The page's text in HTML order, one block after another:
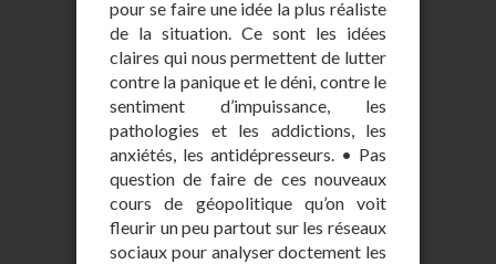
pour se faire une idée la plus réaliste
de la situation. Ce sont les idées
claires qui nous permettent de lutter
contre la panique et le déni, contre le
sentiment d’impuissance, les
pathologies et les addictions, les
anxiétés, les antidépresseurs. • Pas
question de faire de ces nouveaux
cours de géopolitique qu’on voit
fleurir un peu partout sur les réseaux
sociaux pour analyser doctement les